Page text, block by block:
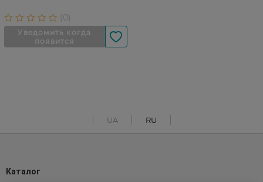
UA RU
Каталог